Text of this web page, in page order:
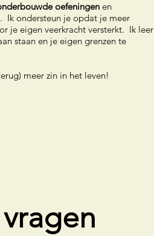
oefeningen en
Ik ondersteun je opdat je meer
je eigen veerkracht versterkt. Ik leer
staan en je eigen grenzen te
meer zin in het leven!​​